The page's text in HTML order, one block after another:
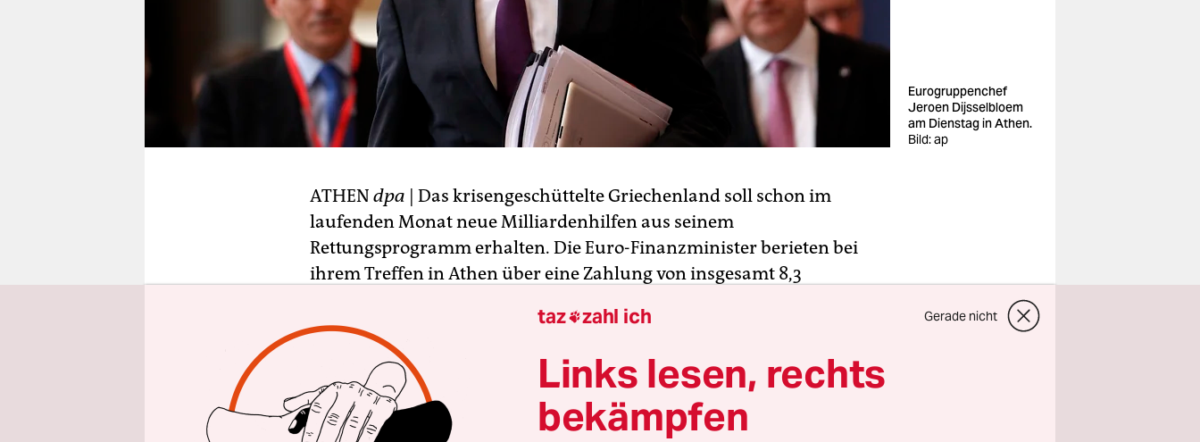
fragen & hilfe
unterstützen
Eurogruppenchef
Jeroen Dijsselbloem
am Dienstag in Athen.
Bild: ap
ATHEN dpa | Das krisengeschüttelte Griechenland soll schon im
laufenden Monat neue Milliardenhilfen aus seinem
Rettungsprogramm erhalten. Die Euro-Finanzminister berieten bei
ihrem Treffen in Athen über eine Zahlung von insgesamt 8,3
Diplomaten am Dienstag.
Die Geldgeber-Troika von EU-Kommission, Europäischer Zentralbank
(EZB) und Internationalem Währungsfonds (IWF) hatte nach zähen
Verhandlungen mit der griechischen Regierung den Weg für neue
taz zahl ich Gerade nicht
Links lesen, rechts
bekämpfen